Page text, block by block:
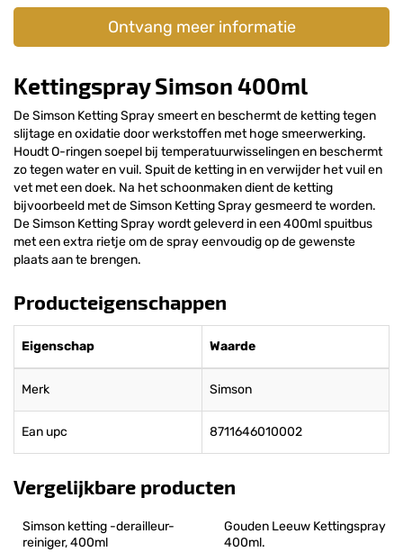
Ontvang meer informatie
Kettingspray Simson 400ml
De Simson Ketting Spray smeert en beschermt de ketting tegen
slijtage en oxidatie door werkstoffen met hoge smeerwerking.
Houdt O-ringen soepel bij temperatuurwisselingen en beschermt
zo tegen water en vuil. Spuit de ketting in en verwijder het vuil en
vet met een doek. Na het schoonmaken dient de ketting
bijvoorbeeld met de Simson Ketting Spray gesmeerd te worden.
De Simson Ketting Spray wordt geleverd in een 400ml spuitbus
met een extra rietje om de spray eenvoudig op de gewenste
plaats aan te brengen.
Producteigenschappen
Eigenschap Waarde
Merk Simson
Ean upc 8711646010002
Vergelijkbare producten
Simson ketting -derailleur-
reiniger, 400ml
Gouden Leeuw Kettingspray
400ml.